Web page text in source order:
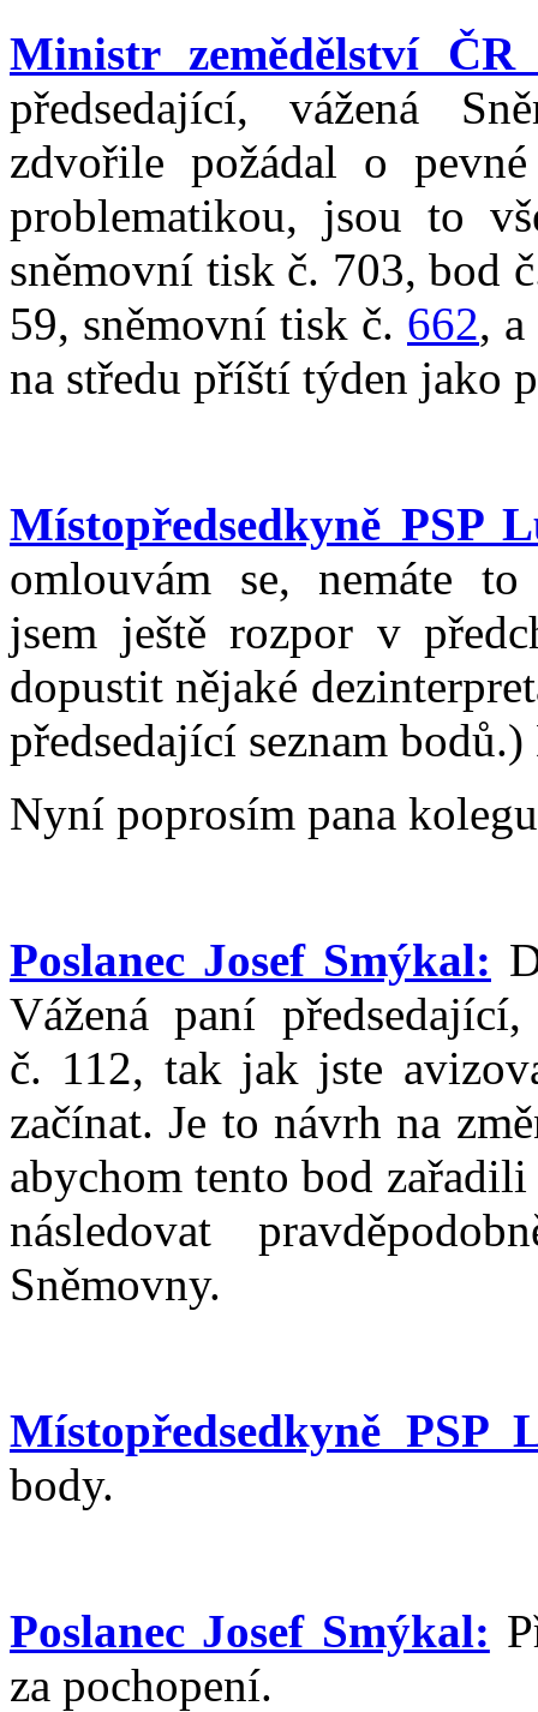
Ministr zemědělství
předsedající, vážená
zdvořile požádal o
problematikou, jsou to
sněmovní tisk č. 703, bod
59, sněmovní tisk č. 662,
na středu příští týden jako
Místopředsedkyně PSP
omlouvám se, nemáte to
jsem ještě rozpor v
dopustit nějaké
předsedající seznam
Nyní poprosím pana
Poslanec Josef Smýkal:
Vážená paní
č. 112, tak jak jste
začínat. Je to návrh na
abychom tento bod
následovat
Sněmovny.
Místopředsedkyně PSP
body.
Poslanec Josef Smýkal:
za pochopení.